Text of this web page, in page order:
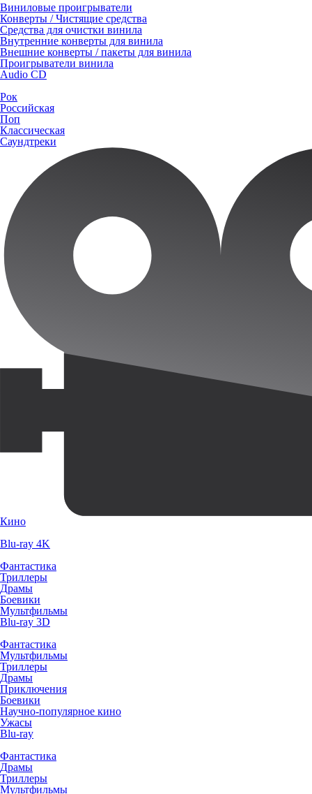
Виниловые проигрыватели
Конверты / Чистящие средства
Средства для очистки винила
Внутренние конверты для винила
Внешние конверты / пакеты для винила
Проигрыватели винила
Audio CD
Рок
Российская
Поп
Классическая
Саундтреки
Кино
Blu-ray 4K
Фантастика
Триллеры
Драмы
Боевики
Мультфильмы
Blu-ray 3D
Фантастика
Мультфильмы
Триллеры
Драмы
Приключения
Боевики
Научно-популярное кино
Ужасы
Blu-ray
Фантастика
Драмы
Триллеры
Мультфильмы